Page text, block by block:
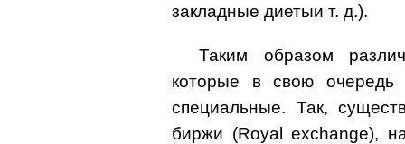
закладные диетыи т. д.).
Таким образом
которые в свою
специальные. Так,
биржи (Royal exchange),